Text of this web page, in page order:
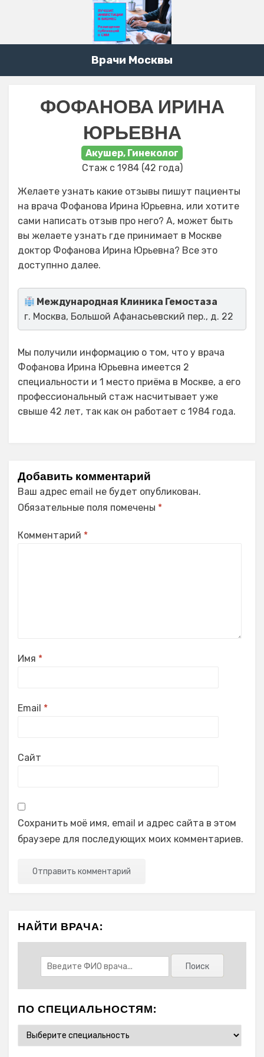
Врачи Москвы
ФОФАНОВА ИРИНА
ЮРЬЕВНА
Акушер, Гинеколог
Стаж с 1984 (42 года)
Желаете узнать какие отзывы пишут пациенты
на врача Фофанова Ирина Юрьевна, или хотите
сами написать отзыв про него? А, может быть
вы желаете узнать где принимает в Москве
доктор Фофанова Ирина Юрьевна? Все это
доступнно далее.
Международная Клиника Гемостаза
г. Москва, Большой Афанасьевский пер., д. 22
Мы получили информацию о том, что у врача
Фофанова Ирина Юрьевна имеется 2
специальности и 1 место приёма в Москве, а его
профессиональный стаж насчитывает уже
свыше 42 лет, так как он работает с 1984 года.
Добавить комментарий
Ваш адрес email не будет опубликован.
Обязательные поля помечены *
Комментарий *
Имя *
Email *
Сайт
Сохранить моё имя, email и адрес сайта в этом
браузере для последующих моих комментариев.
НАЙТИ ВРАЧА:
ПО СПЕЦИАЛЬНОСТЯМ: